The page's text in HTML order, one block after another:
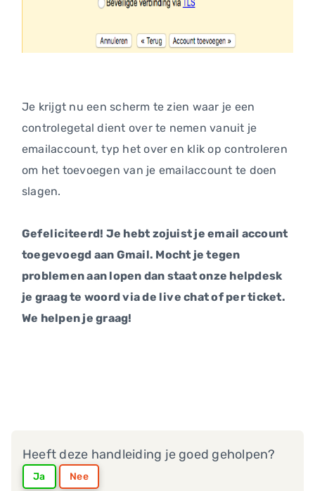
Je krijgt nu een scherm te zien waar je een
controlegetal dient over te nemen vanuit je
emailaccount, typ het over en klik op controleren
om het toevoegen van je emailaccount te doen
slagen.
Gefeliciteerd! Je hebt zojuist je email account
toegevoegd aan Gmail. Mocht je tegen
problemen aan lopen dan staat onze helpdesk
je graag te woord via de live chat of per ticket.
We helpen je graag!
Heeft deze handleiding je goed geholpen?
Ja Nee